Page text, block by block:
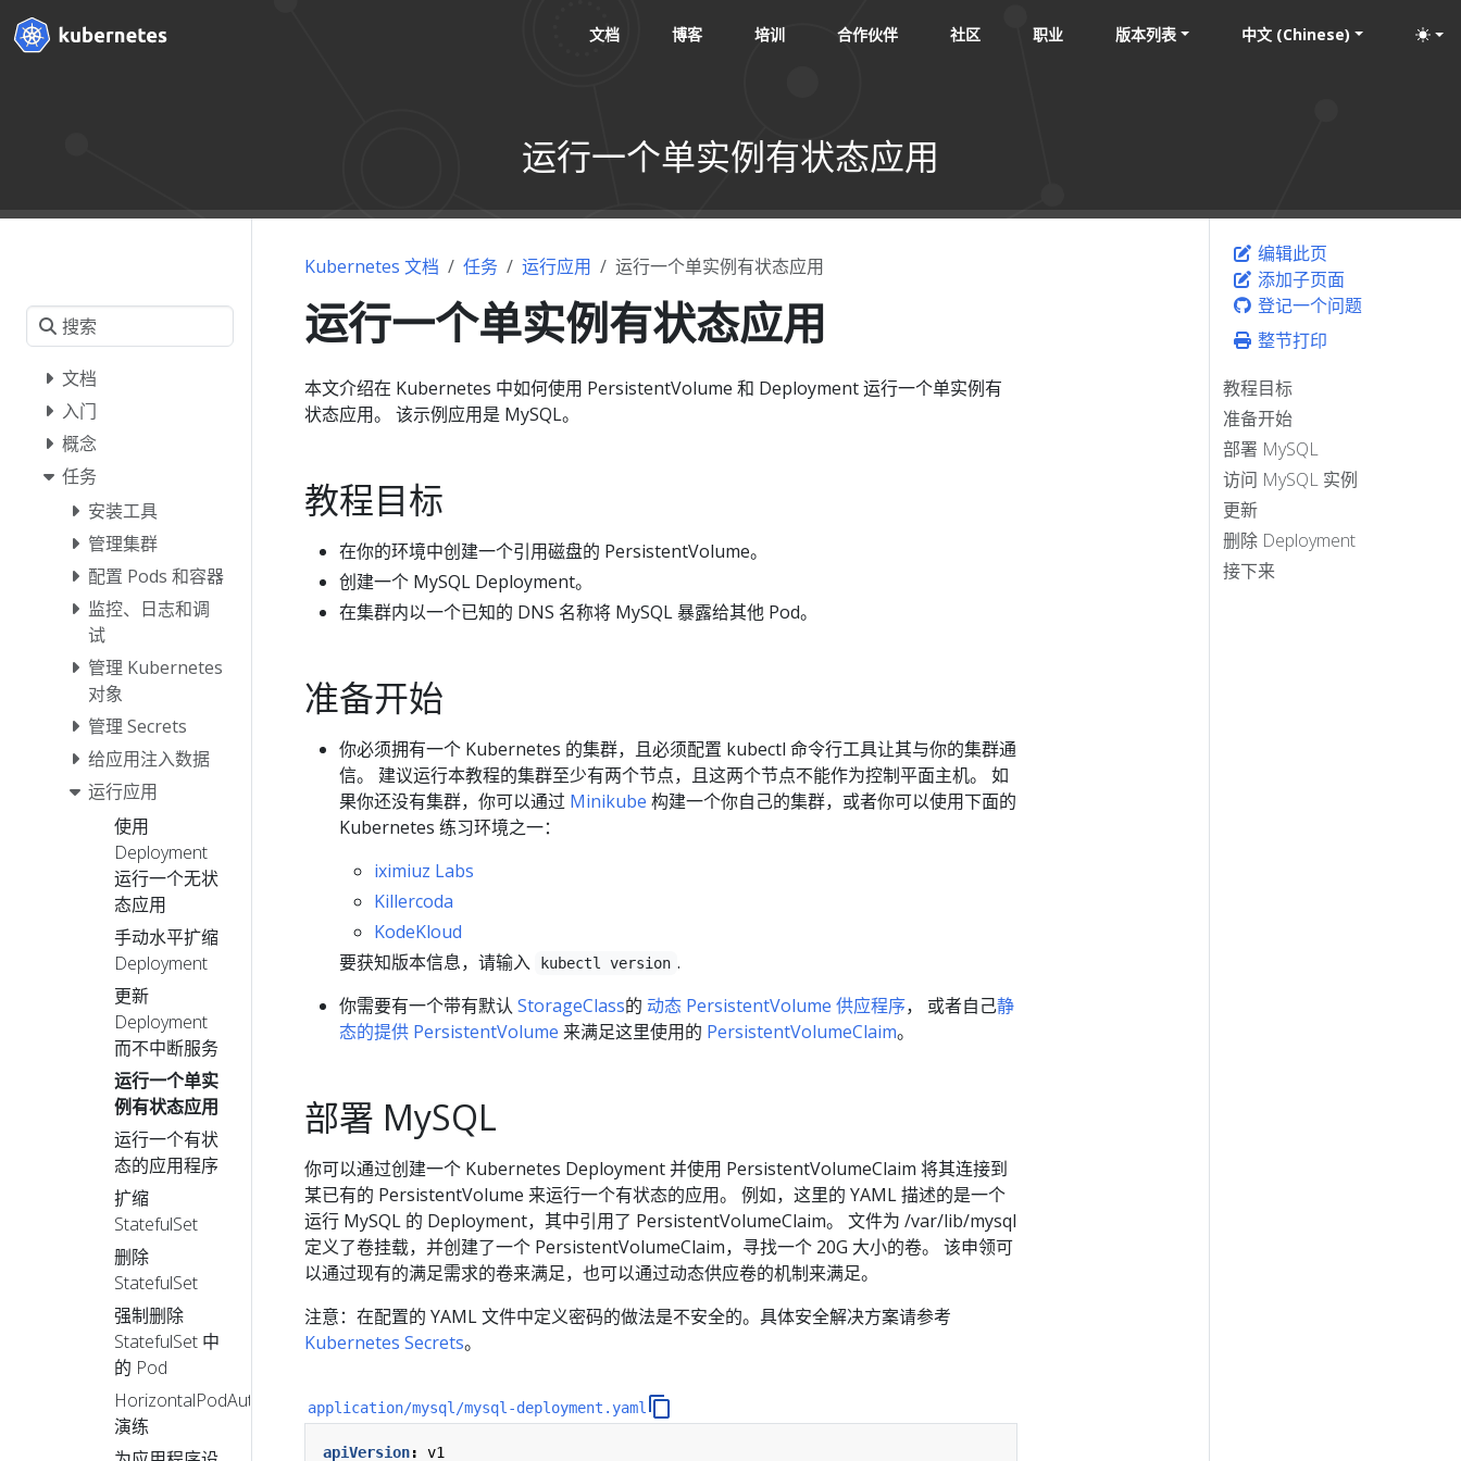
文档 博客 培训 合作伙伴 社区 职业 版本列表 中文 (Chinese)
运行一个单实例有状态应用
文档
入门
概念
任务
安装工具
管理集群
配置 Pods 和容器
监控、日志和调
试
管理 Kubernetes
对象
管理 Secrets
给应用注入数据
运行应用
使用
Deployment
运行一个无状
态应用
手动水平扩缩
Deployment
更新
Deployment
而不中断服务
运行一个单实
例有状态应用
运行一个有状
态的应用程序
扩缩
StatefulSet
删除
StatefulSet
强制删除
StatefulSet 中
的 Pod
HorizontalPodAutoscaler
演练
编辑此页
添加子页面
登记一个问题
整节打印
教程目标
准备开始
部署 MySQL
访问 MySQL 实例
更新
删除 Deployment
接下来
Kubernetes 文档 任务 运行应用 运行一个单实例有状态应用
运行一个单实例有状态应用
本文介绍在 Kubernetes 中如何使用 PersistentVolume 和 Deployment 运行一个单实例有
状态应用。 该示例应用是 MySQL。
教程目标
在你的环境中创建一个引用磁盘的 PersistentVolume。
创建一个 MySQL Deployment。
在集群内以一个已知的 DNS 名称将 MySQL 暴露给其他 Pod。
准备开始
你必须拥有一个 Kubernetes 的集群，且必须配置 kubectl 命令行工具让其与你的集群通
信。 建议运行本教程的集群至少有两个节点，且这两个节点不能作为控制平面主机。 如
果你还没有集群，你可以通过 Minikube 构建一个你自己的集群，或者你可以使用下面的
Kubernetes 练习环境之一：
iximiuz Labs
Killercoda
KodeKloud
要获知版本信息，请输入
kubectl version .
你需要有一个带有默认 StorageClass的 动态 PersistentVolume 供应程序， 或者自己静
态的提供 PersistentVolume 来满足这里使用的 PersistentVolumeClaim。
部署 MySQL
你可以通过创建一个 Kubernetes Deployment 并使用 PersistentVolumeClaim 将其连接到
某已有的 PersistentVolume 来运行一个有状态的应用。 例如，这里的 YAML 描述的是一个
运行 MySQL 的 Deployment，其中引用了 PersistentVolumeClaim。 文件为 /var/lib/mysql
定义了卷挂载，并创建了一个 PersistentVolumeClaim，寻找一个 20G 大小的卷。 该申领可
以通过现有的满足需求的卷来满足，也可以通过动态供应卷的机制来满足。
注意：在配置的 YAML 文件中定义密码的做法是不安全的。具体安全解决方案请参考
Kubernetes Secrets。
application/mysql/mysql-deployment.yaml
apiVersion: v1